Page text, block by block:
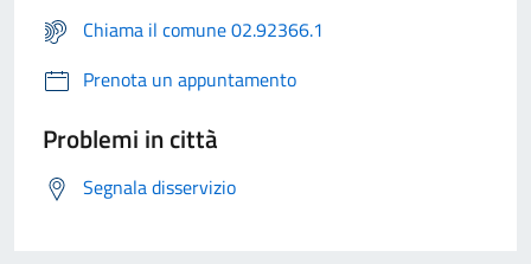
Chiama il comune 02.92366.1
Prenota un appuntamento
Problemi in città
Segnala disservizio